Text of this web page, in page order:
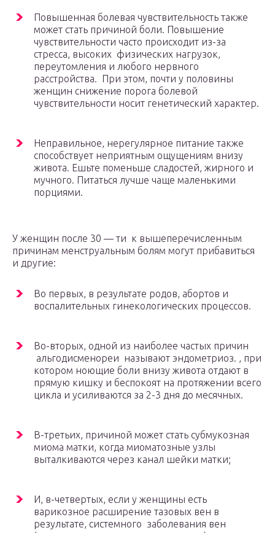
Повышенная болевая чувствительность также
может стать причиной боли. Повышение
чувствительности часто происходит из-за
стресса, высоких физических нагрузок,
переутомления и любого нервного
расстройства. При этом, почти у половины
женщин снижение порога болевой
чувствительности носит генетический характер.
Неправильное, нерегулярное питание также
способствует неприятным ощущениям внизу
живота. Ешьте поменьше сладостей, жирного и
мучного. Питаться лучше чаще маленькими
порциями.
У женщин после 30 — ти к вышеперечисленным
причинам менструальным болям могут прибавиться
и другие:
Во первых, в результате родов, абортов и
воспалительных гинекологических процессов.
Во-вторых, одной из наиболее частых причин
альгодисменореи называют эндометриоз. , при
котором ноющие боли внизу живота отдают в
прямую кишку и беспокоят на протяжении всего
цикла и усиливаются за 2-3 дня до месячных.
В-третьих, причиной может стать субмукозная
миома матки, когда миоматозные узлы
выталкиваются через канал шейки матки;
И, в-четвертых, если у женщины есть
варикозное расширение тазовых вен в
результате, системного заболевания вен